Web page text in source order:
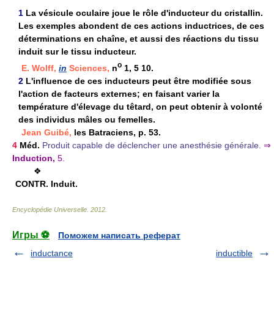
1 La vésicule oculaire joue le rôle d'inducteur du cristallin.
Les exemples abondent de ces actions inductrices, de ces
déterminations en chaîne, et aussi des réactions du tissu
induit sur le tissu inducteur.
E. Wolff, in Sciences, no 1, 5 10.
2 L'influence de ces inducteurs peut être modifiée sous
l'action de facteurs externes; en faisant varier la
température d'élevage du têtard, on peut obtenir à volonté
des individus mâles ou femelles.
Jean Guibé, les Batraciens, p. 53.
4 Méd. Produit capable de déclencher une anesthésie générale. ⇒
Induction, 5.
❖
CONTR. Induit.
Encyclopédie Universelle 2012
Игры ⚽
Поможем написать реферат
inductance
inductible